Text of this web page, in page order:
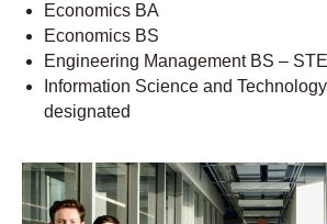
Economics BA
Economics BS
Engineering Management BS –
Information Science and
designated